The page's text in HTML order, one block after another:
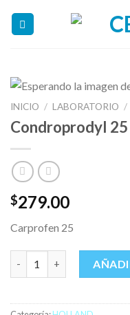
INICIO / LABORATORIO /
Condroprodyl 25
$279.00
Carprofen 25
Condroprodyl 25